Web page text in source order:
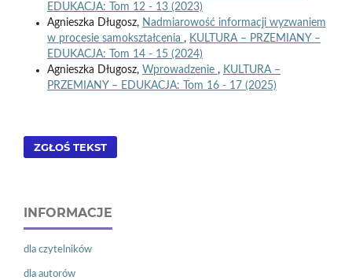
EDUKACJA: Tom 12 - 13 (2023)
Agnieszka Długosz, Nadmiarowość informacji wyzwaniem
w procesie samokształcenia , KULTURA – PRZEMIANY –
EDUKACJA: Tom 14 - 15 (2024)
Agnieszka Długosz, Wprowadzenie , KULTURA –
PRZEMIANY – EDUKACJA: Tom 16 - 17 (2025)
ZGŁOŚ TEKST
INFORMACJE
dla czytelników
dla autorów